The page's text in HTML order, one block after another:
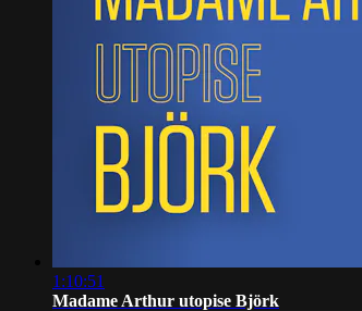
1:10:51
Madame Arthur utopise Björk